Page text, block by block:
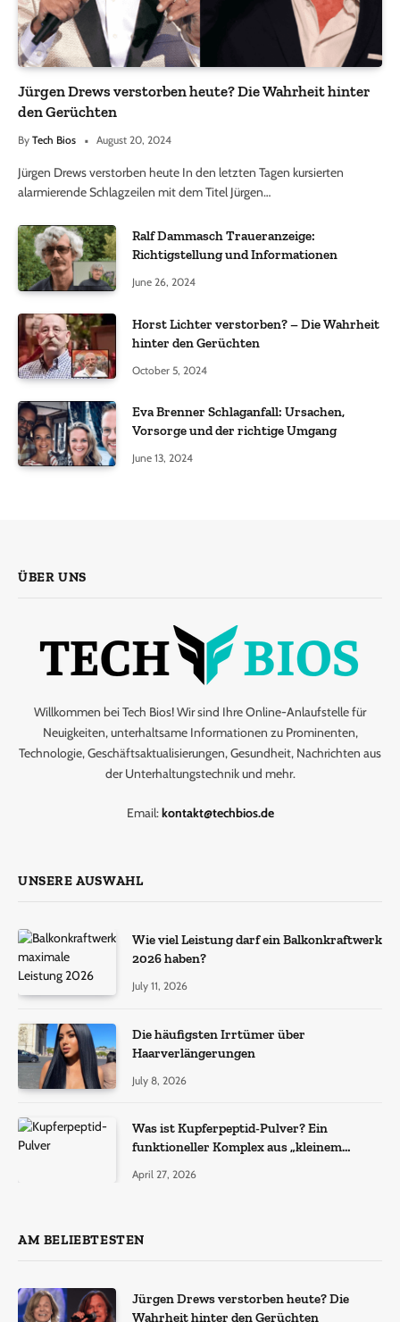
Jürgen Drews verstorben heute? Die Wahrheit hinter
den Gerüchten
By Tech Bios August 20, 2024
Jürgen Drews verstorben heute In den letzten Tagen kursierten
alarmierende Schlagzeilen mit dem Titel Jürgen…
Ralf Dammasch Traueranzeige:
Richtigstellung und Informationen
June 26, 2024
Horst Lichter verstorben? – Die Wahrheit
hinter den Gerüchten
October 5, 2024
Eva Brenner Schlaganfall: Ursachen,
Vorsorge und der richtige Umgang
June 13, 2024
ÜBER UNS
Willkommen bei Tech Bios! Wir sind Ihre Online-Anlaufstelle für
Neuigkeiten, unterhaltsame Informationen zu Prominenten,
Technologie, Geschäftsaktualisierungen, Gesundheit, Nachrichten aus
der Unterhaltungstechnik und mehr.
Email:kontakt@techbios.de
UNSERE AUSWAHL
Wie viel Leistung darf ein Balkonkraftwerk
2026 haben?
July 11, 2026
Die häufigsten Irrtümer über
Haarverlängerungen
July 8, 2026
Was ist Kupferpeptid-Pulver? Ein
funktioneller Komplex aus „kleinem
April 27, 2026
AM BELIEBTESTEN
Jürgen Drews verstorben heute? Die
Wahrheit hinter den Gerüchten